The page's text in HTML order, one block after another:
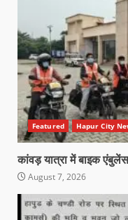
Featured Hapur City
कांवड़ यात्रा में बाइक
August 7, 2026